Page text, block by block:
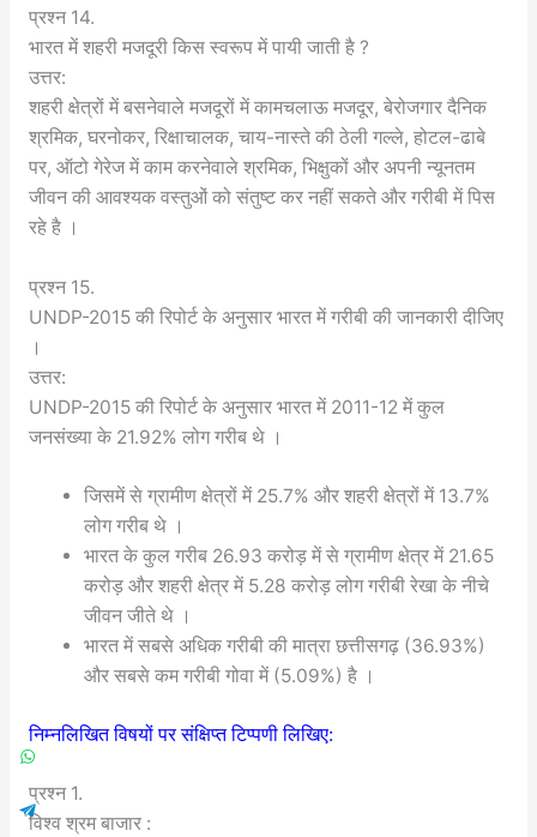
प्रश्न 14.
भारत में शहरी मजदूरी किस स्वरूप में पायी जाती है ?
उत्तर:
शहरी क्षेत्रों में बसनेवाले मजदूरों में कामचलाऊ मजदूर, बेरोजगार दैनिक
श्रमिक, घरनोकर, रिक्षाचालक, चाय-नास्ते की ठेली गल्ले, होटल-ढाबे
पर, ऑटो गेरेज में काम करनेवाले श्रमिक, भिक्षुकों और अपनी न्यूनतम
जीवन की आवश्यक वस्तुओं को संतुष्ट कर नहीं सकते और गरीबी में पिस
रहे है ।
प्रश्न 15.
UNDP-2015 की रिपोर्ट के अनुसार भारत में गरीबी की जानकारी दीजिए
।
उत्तर:
UNDP-2015 की रिपोर्ट के अनुसार भारत में 2011-12 में कुल
जनसंख्या के 21.92% लोग गरीब थे ।
जिसमें से ग्रामीण क्षेत्रों में 25.7% और शहरी क्षेत्रों में 13.7%
लोग गरीब थे ।
भारत के कुल गरीब 26.93 करोड़ में से ग्रामीण क्षेत्र में 21.65
करोड़ और शहरी क्षेत्र में 5.28 करोड़ लोग गरीबी रेखा के नीचे
जीवन जीते थे ।
भारत में सबसे अधिक गरीबी की मात्रा छत्तीसगढ़ (36.93%)
और सबसे कम गरीबी गोवा में (5.09%) है ।
निम्नलिखित विषयों पर संक्षिप्त टिप्पणी लिखिए:
प्रश्न 1.
विश्व श्रम बाजार :